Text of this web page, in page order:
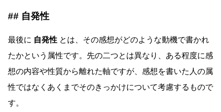
自発性
最後に 自発性 とは、その感想がどのような動機で書かれ
たかという属性です。先の二つとは異なり、ある程度に感
想の内容や性質から離れた軸ですが、感想を書いた人の属
性ではなくあくまでそのきっかけについて考慮するもので
す。